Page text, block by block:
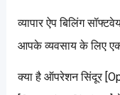
व्यापार ऐप बिलिंग
आपके व्यवसाय के लिए एक
क्या है ऑपरेशन सिंदूर